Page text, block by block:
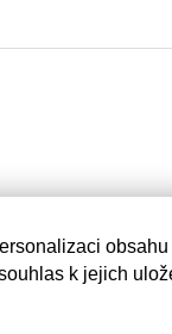
k jejich